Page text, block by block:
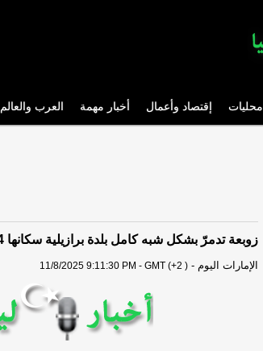
محليات إقتصاد وأعمال أخبار مهمة العرب والعالم
زوبعة تدمرّ بشكل شبه كامل بلدة برازيلية سكانها 14 ألف نسمة
الإمارات اليوم -
11/8/2025 9:11:30 PM - GMT (+2 )